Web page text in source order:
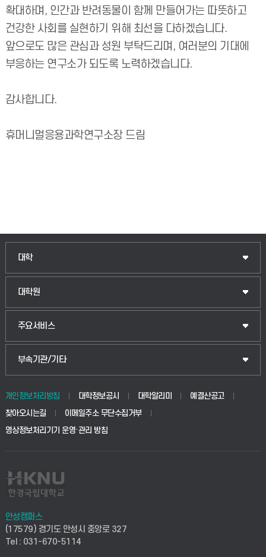
확대하며, 인간과 반려동물이 함께 만들어가는 따뜻하고
건강한 사회를 실현하기 위해 최선을 다하겠습니다.
앞으로도 많은 관심과 성원 부탁드리며, 여러분의 기대에
부응하는 연구소가 되도록 노력하겠습니다.
감사합니다.
휴머니멀응용과학연구소장 드림
대학
인문융합공공인재학부
법경영학부
생명공학부
사회안전시스템공학부
컴퓨터응용수학부
대학원
일반대학원
산업대학원
공공정책대학원
교육대학원
주요서비스
입학안내
웹메일
학사시스템(전문학사 및 전공심화)
사이버캠퍼스(전문학사 및 전공심화)
시설바로처리서비스
연구실안전관리시스템
부속기관/기타
중앙도서관
학생생활관(안성)
산학협력단
취업지원센터
창업지원센터
개인정보처리방침 대학정보공시 대학알리미
예결산공고
찾아오시는길
이메일주소 무단수집거부
영상정보처리기기 운영·관리 방침
안성캠퍼스
(17579) 경기도 안성시 중앙로 327
Tel : 031-670-5114